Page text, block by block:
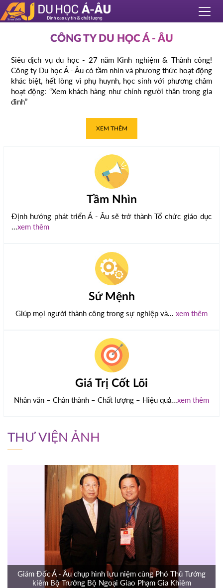
CÔNG TY DU HỌC Á - ÂU
Siêu dịch vụ du học - 27 năm Kinh nghiệm & Thành công!
Công ty Du học Á - Âu có tầm nhìn và phương thức hoạt động
khác biệt, hết lòng vì phụ huynh, học sinh với phương châm
hoạt động: “Xem khách hàng như chính người thân trong gia
đình”
XEM THÊM
Tầm Nhìn
Định hướng phát triển Á - Âu sẽ trở thành Tổ chức giáo dục
...xem thêm
Sứ Mệnh
Giúp mọi người thành công trong sự nghiệp và... xem thêm
Giá Trị Cốt Lõi
Nhân văn – Chân thành – Chất lượng – Hiệu quả...xem thêm
THƯ VIỆN ẢNH
Giám Đốc Á - Âu chụp hình lưu niệm cùng Phó Thủ Tướng
kiêm Bộ Trưởng Bộ Ngoại Giao Phạm Gia Khiêm